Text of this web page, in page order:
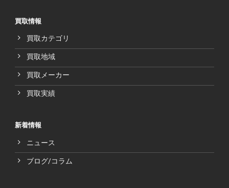
買取情報
買取カテゴリ
買取地域
買取メーカー
買取実績
新着情報
ニュース
ブログ/コラム